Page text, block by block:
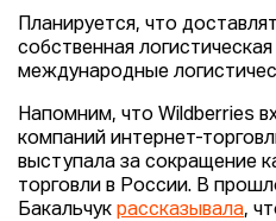
Планируется, что
собственная
международные
Напомним, что Wildberries
компаний интернет-
выступала за сокращение
торговли в России. В
Бакальчук рассказывала,